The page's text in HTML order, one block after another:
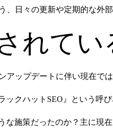
、日々の更新や定期的な外
れて
アップデートに伴い現在で
クハットSEO』という呼
な施策だったのか？主に現